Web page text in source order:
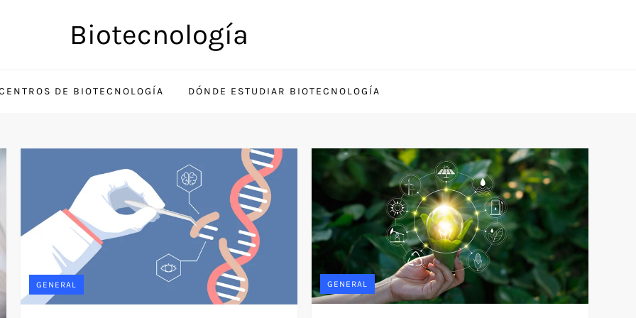
Biotecnología
DE BIOTECNOLOGÍA DÓNDE ESTUDIAR BIOTECNOLOGÍA
GENERAL GENERAL